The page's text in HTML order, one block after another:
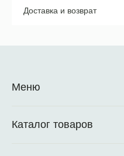
Доставка и возврат
Меню
Каталог товаров